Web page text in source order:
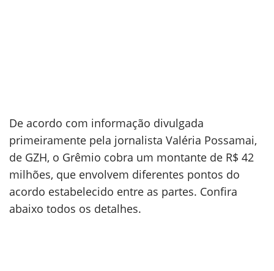
De acordo com informação divulgada
primeiramente pela jornalista Valéria Possamai,
de GZH, o Grêmio cobra um montante de R$ 42
milhões, que envolvem diferentes pontos do
acordo estabelecido entre as partes. Confira
abaixo todos os detalhes.